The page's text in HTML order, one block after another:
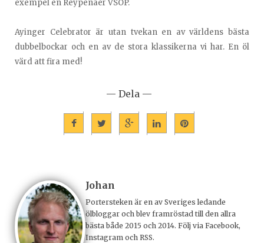
exempel en Reypenaer VSOP.
Ayinger Celebrator är utan tvekan en av världens bästa
dubbelbockar och en av de stora klassikerna vi har. En öl
värd att fira med!
— Dela —
Johan
Portersteken är en av Sveriges ledande
ölbloggar och blev framröstad till den allra
bästa både 2015 och 2014. Följ via Facebook,
Instagram och RSS.